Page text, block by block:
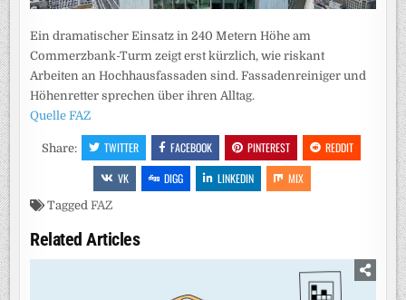
Ein dramatischer Einsatz in 240 Metern Höhe am
Commerzbank-Turm zeigt erst kürzlich, wie riskant
Arbeiten an Hochhausfassaden sind. Fassadenreiniger und
Höhenretter sprechen über ihren Alltag.
Quelle FAZ
Share: TWITTER FACEBOOK PINTEREST
REDDIT
VK
DIGG LINKEDIN MIX
TaggedFAZ
Related Articles